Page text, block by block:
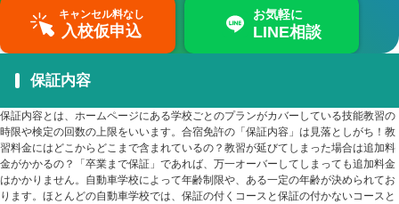
キャンセル料なし
入校仮申込
お気軽に
LINE相談
保証内容
保証内容とは、ホームページにある学校ごとのプランがカバーしている技能教習の
時限や検定の回数の上限をいいます。合宿免許の「保証内容」は見落としがち！教
習料金にはどこからどこまで含まれているの？教習が延びてしまった場合は追加料
金がかかるの？「卒業まで保証」であれば、万一オーバーしてしまっても追加料金
はかかりません。自動車学校によって年齢制限や、ある一定の年齢が決められてお
ります。ほとんどの自動車学校では、保証の付くコースと保証の付かないコースと